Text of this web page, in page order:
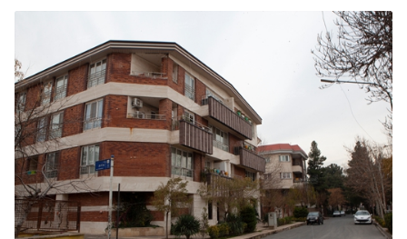
دکوراسیون
صنعت ساختمان
محله گردی
معماری
ملکی
همایش و نمایشگاه